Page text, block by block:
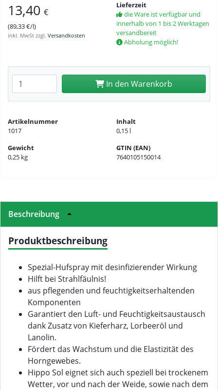
13,40 €
(89,33 €/l)
inkl. MwSt zzgl. Versandkosten
Lieferzeit
die Ware ist verfügbar und
innerhalb von 1 bis 2 Werktagen
versandbereit
Abholung möglich!
Anzahl eingeben In den Warenkorb
Artikelnummer
1017
Inhalt
0,15 l
Gewicht
0,25 kg
GTIN (EAN)
7640105150014
Beschreibung
Produktbeschreibung
Spezial-Hufspray mit desinfizierender Wirkung
Hilft bei Strahlfäulnis!
aus pflegenden und feuchtigkeitserhaltenden
Komponenten
Garantiert den Luft- und Feuchtigkeitsaustausch
dank Zusatz von Kieferharz, Lorbeeröl und
Lanolin.
Fördert das Wachstum und die Elastizität des
Horngewebes.
Hippo Sol eignet sich auch speziell bei trockenem
Wetter, vor und nach der Weide, sowie nach dem